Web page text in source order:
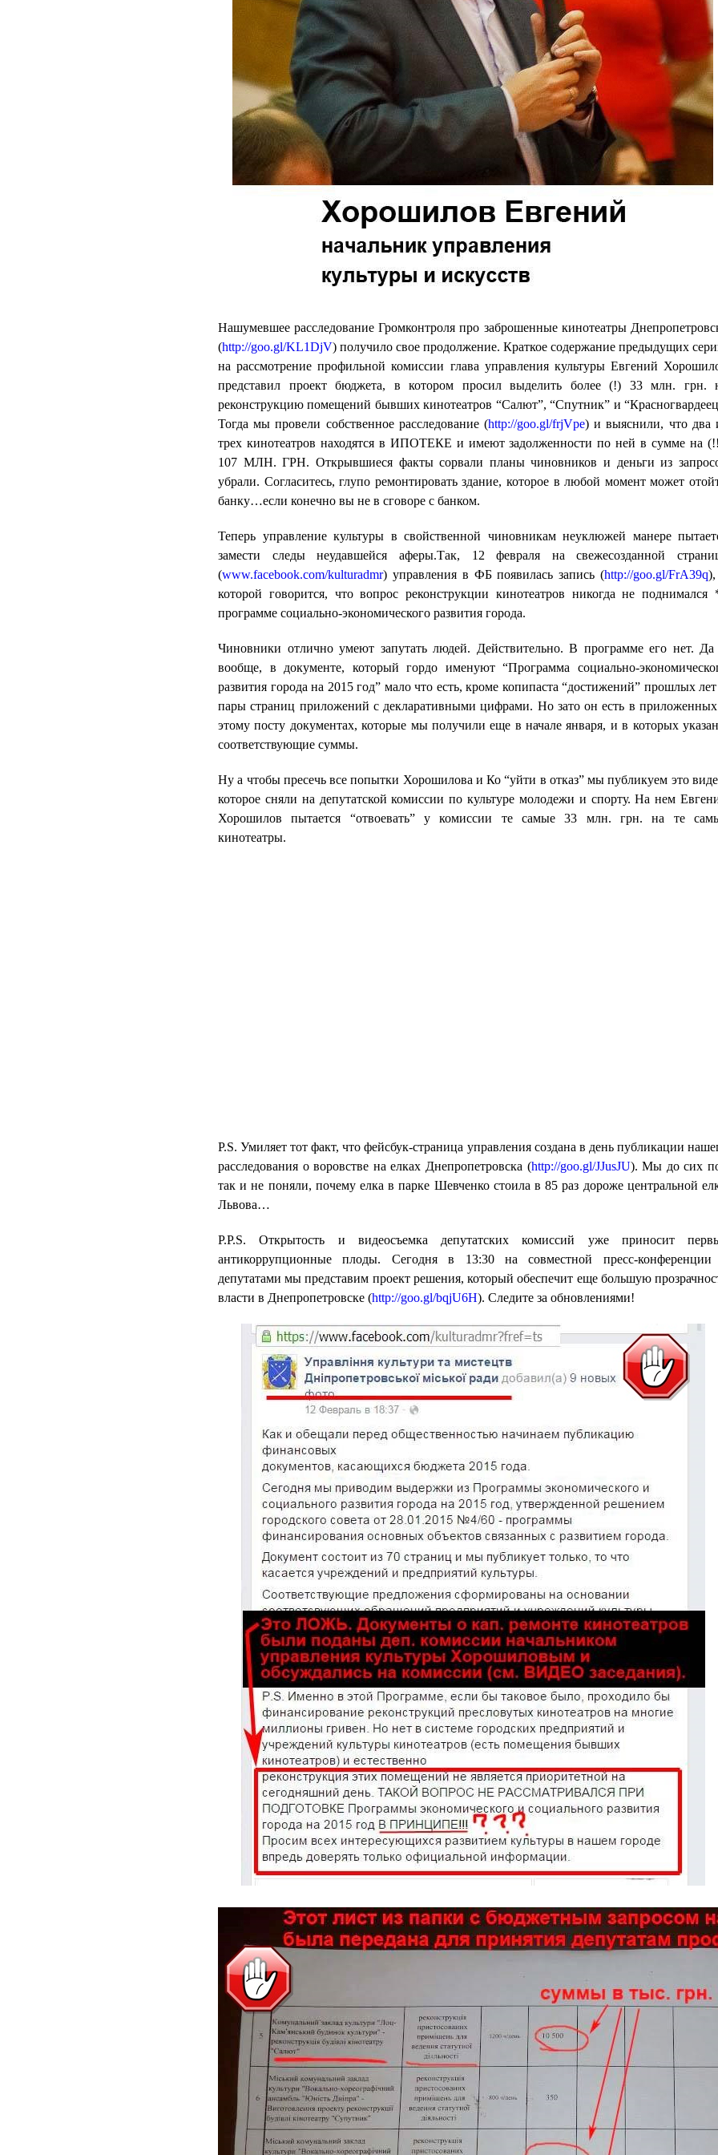
Нашумевшее расследование Громконтроля про заброшенные кинотеатры
(http://goo.gl/KL1DjV) получило свое продолжение. Краткое содержание предыдущих
на рассмотрение профильной комиссии глава управления культуры Евгений
представил проект бюджета, в котором просил выделить более (!) 33 млн. грн.
реконструкцию помещений бывших кинотеатров “Салют”, “Спутник” и
Тогда мы провели собственное расследование (http://goo.gl/frjVpe) и выяснили, что два
трех кинотеатров находятся в ИПОТЕКЕ и имеют задолженности по ней в сумме на
107 МЛН. ГРН. Открывшиеся факты сорвали планы чиновников и деньги из
убрали. Согласитесь, глупо ремонтировать здание, которое в любой момент может
банку…если конечно вы не в сговоре с банком.
Теперь управление культуры в свойственной чиновникам неуклюжей манере
замести следы неудавшейся аферы.Так, 12 февраля на свежесозданной
(www.facebook.com/kulturadmr) управления в ФБ появилась запись (http://goo.gl/FrA39q
которой говорится, что вопрос реконструкции кинотеатров никогда не поднимался
программе социально-экономического развития города.
Чиновники отлично умеют запутать людей. Действительно. В программе его нет.
вообще, в документе, который гордо именуют “Программа социально-
развития города на 2015 год” мало что есть, кроме копипаста “достижений” прошлых
пары страниц приложений с декларативными цифрами. Но зато он есть в
этому посту документах, которые мы получили еще в начале января, и в которых
соответствующие суммы.
Ну а чтобы пресечь все попытки Хорошилова и Ко “уйти в отказ” мы публикуем это
которое сняли на депутатской комиссии по культуре молодежи и спорту. На нем
Хорошилов пытается “отвоевать” у комиссии те самые 33 млн. грн. на те
кинотеатры.
P.S. Умиляет тот факт, что фейсбук-страница управления создана в день публикации
расследования о воровстве на елках Днепропетровска (http://goo.gl/JJusJU). Мы до сих
так и не поняли, почему елка в парке Шевченко стоила в 85 раз дороже центральной
Львова…
P.P.S. Открытость и видеосъемка депутатских комиссий уже приносит
антикоррупционные плоды. Сегодня в 13:30 на совместной пресс-
депутатами мы представим проект решения, который обеспечит еще большую
власти в Днепропетровске (http://goo.gl/bqjU6H). Следите за обновлениями!